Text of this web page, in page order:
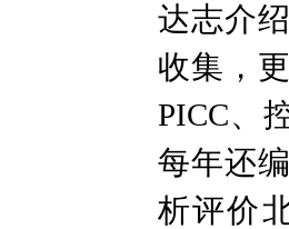
达志介
收集，
PICC、
每年还
析评价